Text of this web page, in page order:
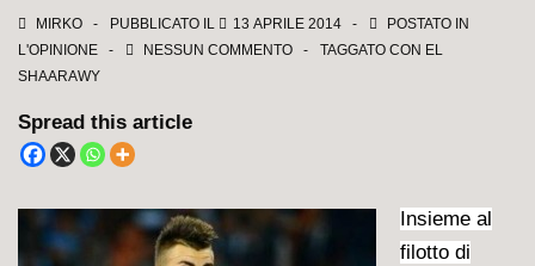
MIRKO PUBBLICATO IL 13 APRILE 2014
POSTATO IN
L'OPINIONE
NESSUN COMMENTO TAGGATO CON EL
SHAARAWY
Spread this article
Insieme al
filotto di